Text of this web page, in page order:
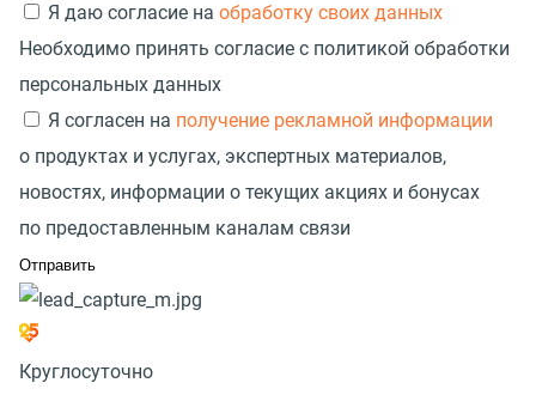
Я даю согласие на обработку своих данных
Необходимо принять согласие с политикой обработки
персональных данных
Я согласен на получение рекламной информации
о продуктах и услугах, экспертных материалов,
новостях, информации о текущих акциях и бонусах
по предоставленным каналам связи
Круглосуточно